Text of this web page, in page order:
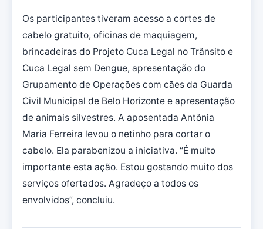
Os participantes tiveram acesso a cortes de
cabelo gratuito, oficinas de maquiagem,
brincadeiras do Projeto Cuca Legal no Trânsito e
Cuca Legal sem Dengue, apresentação do
Grupamento de Operações com cães da Guarda
Civil Municipal de Belo Horizonte e apresentação
de animais silvestres. A aposentada Antônia
Maria Ferreira levou o netinho para cortar o
cabelo. Ela parabenizou a iniciativa. “É muito
importante esta ação. Estou gostando muito dos
serviços ofertados. Agradeço a todos os
envolvidos”, concluiu.